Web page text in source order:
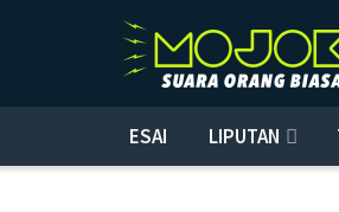
ESAI LIPUTAN